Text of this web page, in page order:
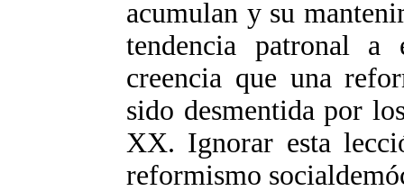
acumulan y su
tendencia patronal a
creencia que una
sido desmentida por
XX. Ignorar esta
reformismo